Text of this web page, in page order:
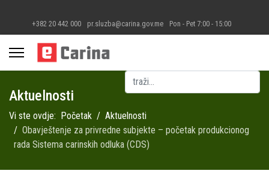
+382 20 442 000 pr.sluzba@carina.gov.me Pon - Pet 7:00 - 15:00
Pretraga
Aktuelnosti
Vi ste ovdje: Početak
Aktuelnosti
Obavještenje za privredne subjekte – početak produkcionog
rada Sistema carinskih odluka (CDS)